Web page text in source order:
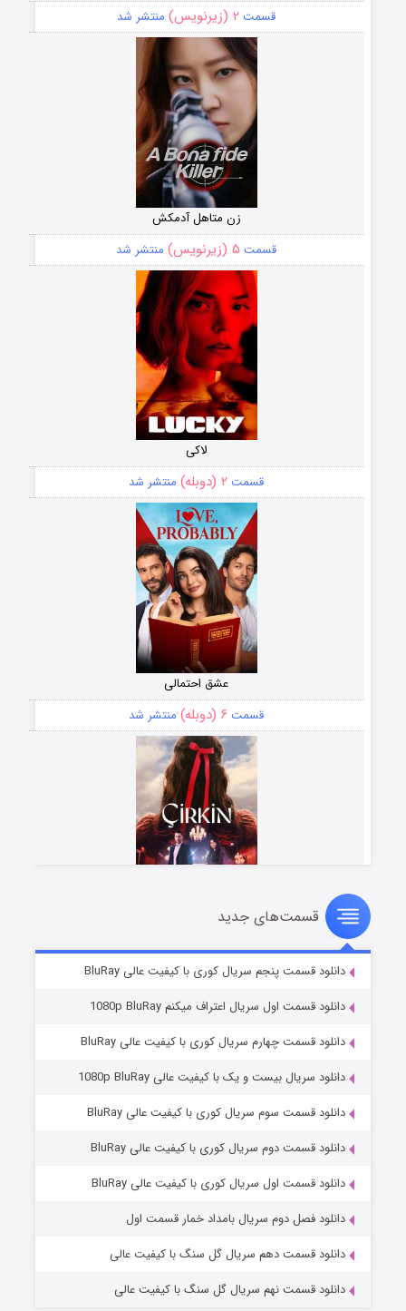
قسمت ۲ (زیرنویس) منتشر شد
زن متاهل آدمکش
قسمت ۵ (زیرنویس) منتشر شد
لاکی
قسمت ۲ (دوبله) منتشر شد
عشق احتمالی
قسمت ۶ (دوبله) منتشر شد
سریال زشت
قسمت۵ (زیرنویس) منتشر شد
وستی ها
قسمت۱ (زیرنویس) منتشر شد
قسمت‌های جدید
دانلود قسمت پنجم سریال کوری با کیفیت عالی BluRay
دانلود قسمت اول سریال اعتراف میکنم 1080p BluRay
دانلود قسمت چهارم سریال کوری با کیفیت عالی BluRay
دانلود سریال بیست و یک با کیفیت عالی 1080p BluRay
دانلود قسمت سوم سریال کوری با کیفیت عالی BluRay
دانلود قسمت دوم سریال کوری با کیفیت عالی BluRay
دانلود قسمت اول سریال کوری با کیفیت عالی BluRay
دانلود فصل دوم سریال بامداد خمار قسمت اول
دانلود قسمت دهم سریال گل سنگ با کیفیت عالی
دانلود قسمت نهم سریال گل سنگ با کیفیت عالی